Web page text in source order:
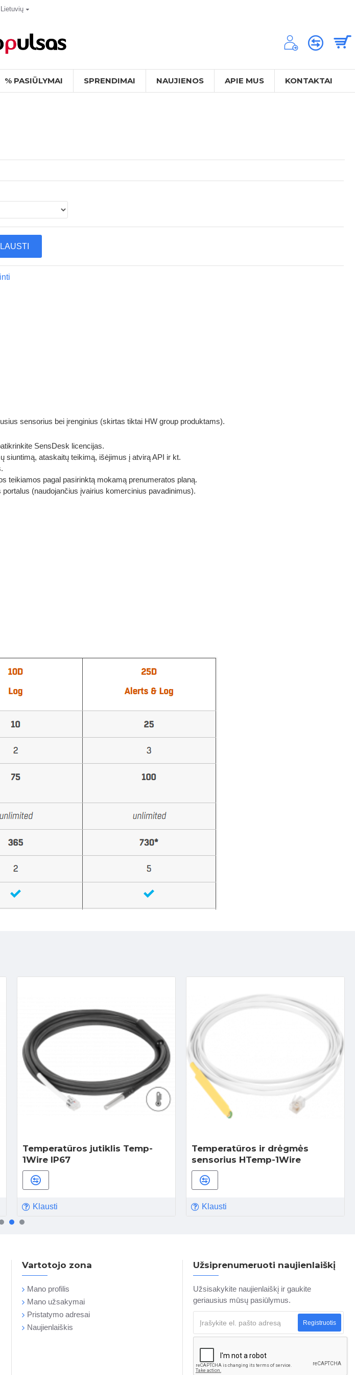
Lietuvių
% PASIŪLYMAI SPRENDIMAI NAUJIENOS APIE MUS KONTAKTAI
sensorius bei įrenginius (skirtas tiktai HW group produktams).
SensDesk licencijas.
siuntimą, ataskaitų teikimą, išėjimus į atvirą API ir kt.
teikiamos pagal pasirinktą mokamą prenumeratos planą.
(naudojančius įvairius komercinius pavadinimus).
Temperatūros jutiklis Temp-
1Wire IP67
Klausti
Temperatūros ir drėgmės
sensorius HTemp-1Wire
Klausti
Vartotojo zona
Mano profilis
Mano užsakymai
Pristatymo adresai
Naujienlaiškis
Užsiprenumeruoti naujienlaiškį
Užsisakykite naujienlaiškį ir gaukite
geriausius mūsų pasiūlymus.
Registruotis